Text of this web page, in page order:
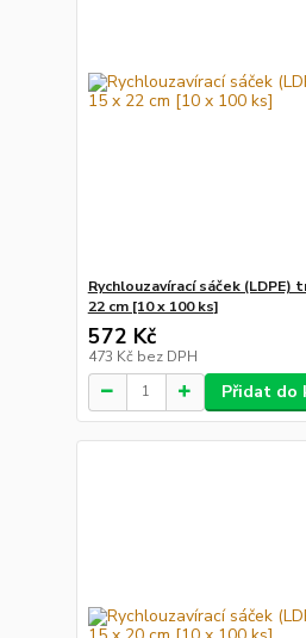
Rychlouzavírací sáček (LDPE)
22 cm [10 x 100 ks]
572 Kč
473 Kč bez DPH
Přidat do